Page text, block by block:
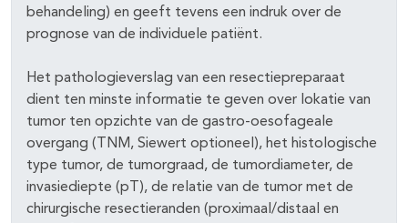
behandeling) en geeft tevens een indruk over de
prognose van de individuele patiënt.
Het pathologieverslag van een resectiepreparaat
dient ten minste informatie te geven over lokatie van
tumor ten opzichte van de gastro-oesofageale
overgang (TNM, Siewert optioneel), het histologische
type tumor, de tumorgraad, de tumordiameter, de
invasiediepte (pT), de relatie van de tumor met de
chirurgische resectieranden (proximaal/distaal en